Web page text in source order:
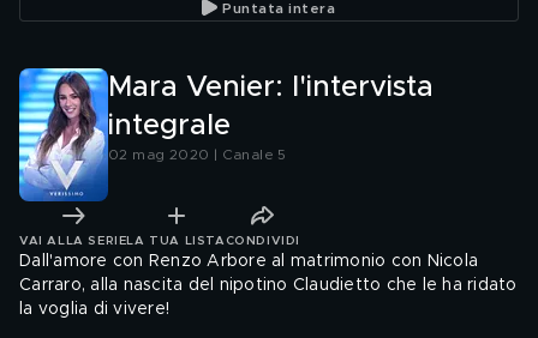
Puntata intera
Mara Venier: l'intervista
integrale
02 mag 2020 | Canale 5
VAI ALLA SERIE LA TUA LISTA CONDIVIDI
Dall'amore con Renzo Arbore al matrimonio con Nicola
Carraro, alla nascita del nipotino Claudietto che le ha ridato
la voglia di vivere!